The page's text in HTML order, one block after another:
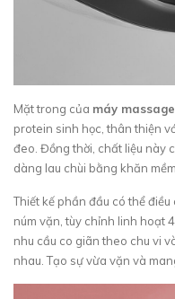
Mặt trong của máy
protein sinh học, thân thiện
đeo. Đồng thời, chất liệu này
dàng lau chùi bằng khăn
Thiết kế phần đầu có thể
núm vặn, tùy chỉnh linh hoạt
nhu cầu co giãn theo chu vi
nhau. Tạo sự vừa vặn và